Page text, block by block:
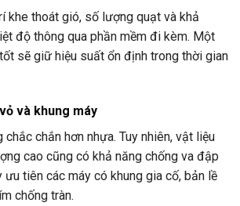
khe thoát gió, số lượng quạt và khả
độ thông qua phần mềm đi kèm. Một
sẽ giữ hiệu suất ổn định trong thời gian
và khung máy
chắn hơn nhựa. Tuy nhiên, vật liệu
cao cũng có khả năng chống va đập
ưu tiên các máy có khung gia cố, bản lề
chống tràn.